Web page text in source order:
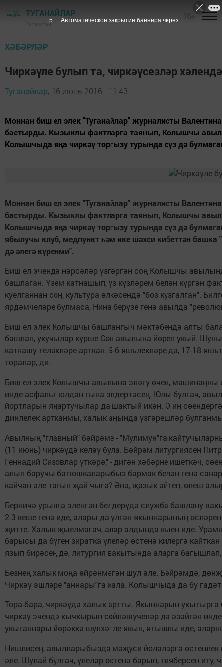
ТУГАНАЙЛАР
Татарстан
ХӘБӘРЛӘР
Чиркәүле булып та, чиркәүсезләр
Туганайлар, 16 июнь 2016 - 11:43
Моннан биш ел элек "Туганайлар" журналисты
бастырды. Кызыклы фактларга таянып, Колышчы
Колышчыда яңа чиркәү торгызу турында сүз дә
Моннан биш ел элек "Туганайлар" журналисты
бастырды. Кызыклы фактларга таянып, Колышчы
Колышчыда яңа чиркәү торгызу турында сүз дә
ябылучы клуб, медпункт һәм ике шәхси кибеттән
дә әлегә күренми".
Биш ел эчендә нәрсәләр үзгәргән соң Колышчы
башлаган. Үзем катнашып, үз күзләрем белән күргән
куелганнан соң, культура өлкәсендә "боз кузгалган".
ярдәмчеләре булмаса, Нина берүзе генә авылда
Биш ел элек Колышчы башлангыч мәктәбендә алты
башлап, укучылар күрше Сөн авылына йөреп укый.
катнашу теләкләре арткан. 5-6 яшьлекләре дә, 17-18
торалар, ди.
Биш ел элек Колышчы авылына эләгү өчен, машинаңны
инде асфальт юлдан гына элдертәсең. Юлы булгач,
йортларын яңартучылар да шактый икән. Ә иң
динлелек артканмы, халык аңында үзгәрешләр
Авылның "главный" бәйрәме - "Мулимун"га
(11 июнь) чиркәүдә келәү була. Бәйрәм литургиясен
Геннадий Сизовлар үткәрә," - дигән хәбәрне ишеткәч,
алып баручы батюшкаларыбыз бармак белән генә
кайчан әле тагын җай чыга? Әнә, җазык әйтеп, өлеш
Берничә урынга эленгән белдерүдә служба башлану
2-3 кеше генә иде, алары да үлгән якыннарының
җитте. Халык җыелмагач, алар алдында кыен иде.
барысы да бүген зиратка үлеләр өстенә килергә
язып бирәсең дә, литургия вакытында аларга
Безнең халык моңа өйрәнмәгән шул әле. Бәйрәмдә,
Чиркәү эшләре "аннары"га кала. Колышчыда да бу
Тора-бара, чиркәүдә халык артты. Якыннарын
чиркәү эчендә кычкырып сөйләшүчеләр дә әзәйгән
укыганнары йөрәккә шулхәтле якын, ятышлы иде,
Нишлисең, авылларыбызда мәҗүси йолаларга өстенлек
әле. Шулай булгач, үлеләр өстенә барып, тияберсен
4 Автоматическое закрытие баннера через